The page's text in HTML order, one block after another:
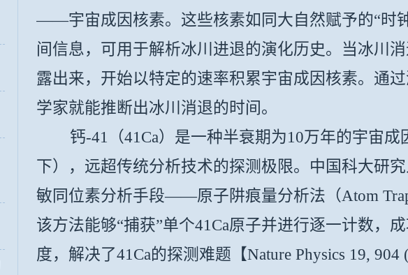
——宇宙成因核素。这些核素如同大自然赋予的“时
间信息，可用于解析冰川进退的演化历史。当冰川
露出来，开始以特定的速率积累宇宙成因核素。通
学家就能推断出冰川消退的时间。
钙-41（41Ca）是一种半衰期为10万年的宇宙
下），远超传统分析技术的探测极限。中国科大研
敏同位素分析手段——原子阱痕量分析法（Atom Trap
该方法能够“捕获”单个41Ca原子并进行逐一计数，
度，解决了41Ca的探测难题【Nature Physics 19, 904